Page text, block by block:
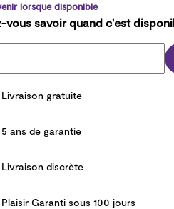
lorsque disponible
vous savoir quand c'est
Livraison gratuite
5 ans de garantie
Livraison discrète
Plaisir Garanti sous 100 jours